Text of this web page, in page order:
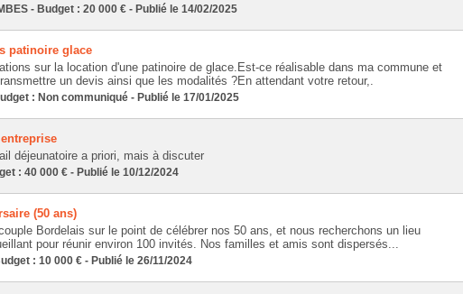
- Budget : 20 000 € - Publié le 14/02/2025
patinoire glace
sur la location d'une patinoire de glace.Est-ce réalisable dans ma commune et
un devis ainsi que les modalités ?En attendant votre retour,.
: Non communiqué - Publié le 17/01/2025
déjeunatoire a priori, mais à discuter
: 40 000 € - Publié le 10/12/2024
(50 ans)
Bordelais sur le point de célébrer nos 50 ans, et nous recherchons un lieu
pour réunir environ 100 invités. Nos familles et amis sont dispersés...
: 10 000 € - Publié le 26/11/2024